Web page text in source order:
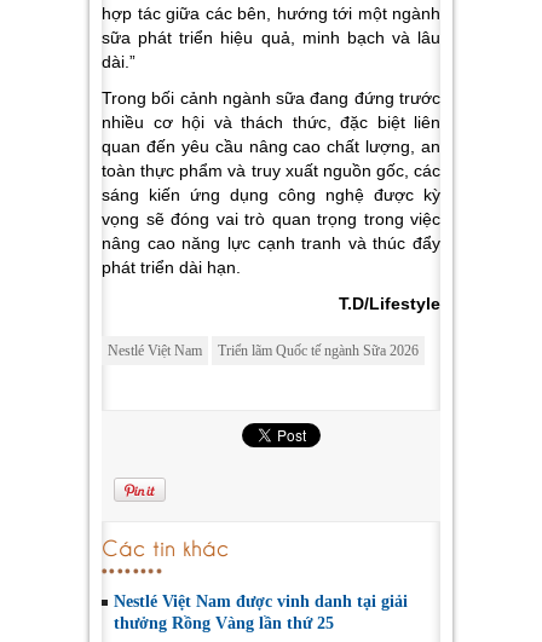
hợp tác giữa các bên, hướng tới một ngành
sữa phát triển hiệu quả, minh bạch và lâu
dài.”
Trong bối cảnh ngành sữa đang đứng trước
nhiều cơ hội và thách thức, đặc biệt liên
quan đến yêu cầu nâng cao chất lượng,
an
toàn thực phẩm và truy xuất nguồn gốc, các
sáng kiến ứng dụng công nghệ được kỳ
vọng sẽ đóng vai trò quan trọng trong việc
nâng cao năng lực cạnh tranh và thúc đẩy
phát triển dài hạn.
T.D/Lifestyle
Nestlé Việt Nam Triển lãm Quốc tế ngành Sữa 2026
Các tin khác
Nestlé Việt Nam được vinh danh tại giải
thưởng Rồng Vàng lần thứ 25